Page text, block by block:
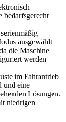
bedarfsgerecht
ausgewählt
die Maschine
werden
im Fahrantrieb
und eine
Lösungen.
niedrigen